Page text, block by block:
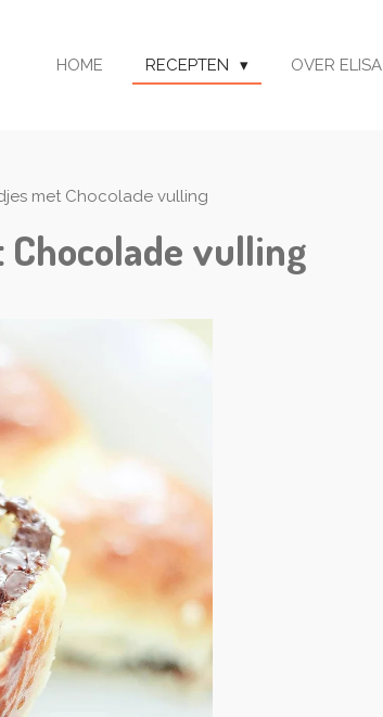
HOME RECEPTEN OVER ELISA
met Chocolade vulling
vulling